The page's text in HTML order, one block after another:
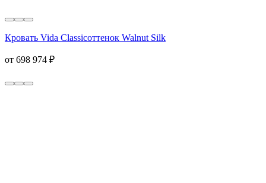
Кровать Vida Classicоттенок Walnut Silk
от 698 974 ₽